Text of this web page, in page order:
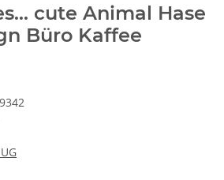
cute Animal Hase
Büro Kaffee